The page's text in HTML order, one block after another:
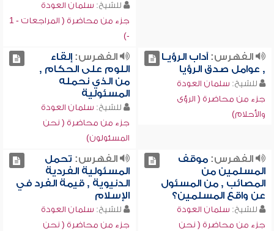
للشيخ: سلمان العودة
جزء من محاضرة ( المراجعات - 1
-)
الفهرس:آداب الرؤيـا
, عوامل صدق الرؤيا
للشيخ: سلمان العودة
جزء من محاضرة ( الرؤى
والأحلام)
الفهرس:إلقاء
اللوم على الحكام ,
من الذي نحمله
المسئولية
للشيخ: سلمان العودة
جزء من محاضرة ( نحن
المسئولون)
الفهرس:موقف
المسلمين من
المصائب , من المسئول
عن واقع المسلمين؟
للشيخ: سلمان العودة
جزء من محاضرة ( نحن
الفهرس: تحمل
المسئولية الفردية
الدنيوية , قيمة الفرد في
الإسلام
للشيخ: سلمان العودة
جزء من محاضرة ( نحن